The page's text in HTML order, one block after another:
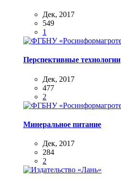
Дек, 2017
549
1
Перспективные технологии
Дек, 2017
477
2
Минеральное питание
Дек, 2017
284
2